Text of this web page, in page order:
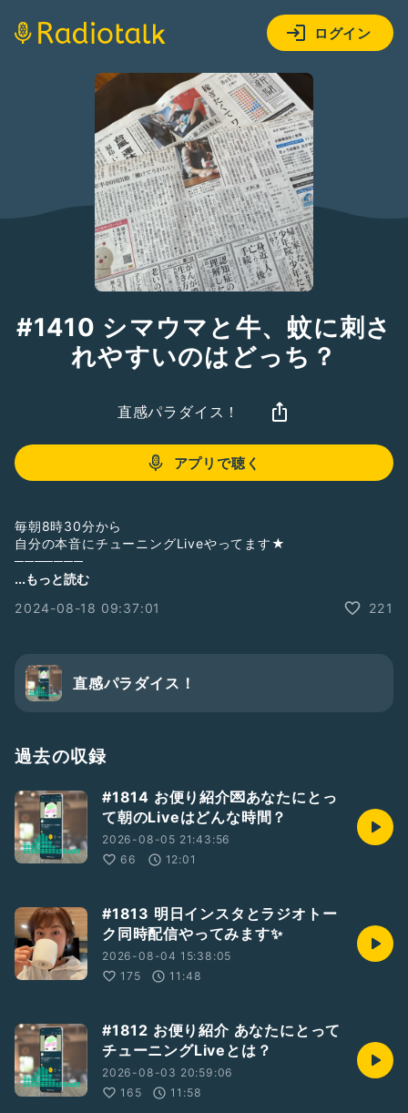
ログイン
#1410 シマウマと牛、蚊に刺さ
れやすいのはどっち？
直感パラダイス！
アプリで聴く
毎朝8時30分から
自分の本音にチューニングLiveやってます★
​───────
✦ 講座・イベント情報✦
​───────
https://ameblo.jp/brilliantspace
✦無料メルマガ「たみちゃんねる」
...もっと読む
2024-08-18 09:37:01
221
直感パラダイス！
過去の収録
#1814 お便り紹介💌あなたにとっ
て朝のLiveはどんな時間？
2026-08-05 21:43:56
66
12:01
#1813 明日インスタとラジオトー
ク同時配信やってみます✨
2026-08-04 15:38:05
175
11:48
#1812 お便り紹介 あなたにとって
チューニングLiveとは？
2026-08-03 20:59:06
165
11:58